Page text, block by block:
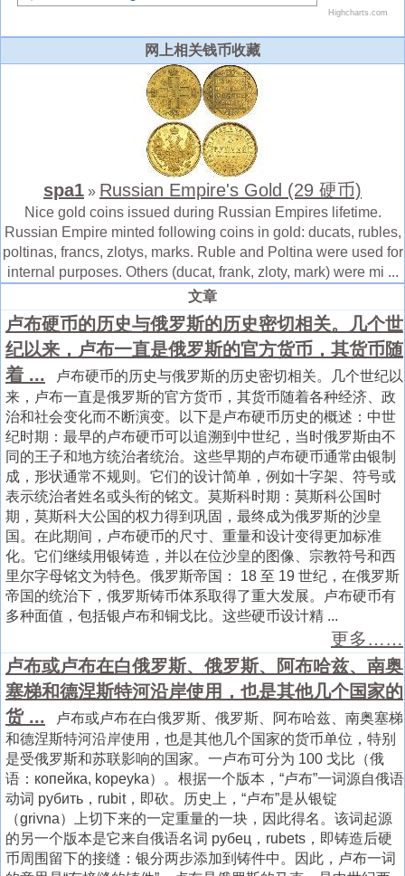
网上相关钱币收藏
spa1 » Russian Empire's Gold (29 硬币)
Nice gold coins issued during Russian Empires lifetime.
Russian Empire minted following coins in gold: ducats, rubles,
poltinas, francs, zlotys, marks. Ruble and Poltina were used for
internal purposes. Others (ducat, frank, zloty, mark) were mi ...
文章
卢布硬币的历史与俄罗斯的历史密切相关。几个世
纪以来，卢布一直是俄罗斯的官方货币，其货币随
着 ... 卢布硬币的历史与俄罗斯的历史密切相关。几个世纪以
来，卢布一直是俄罗斯的官方货币，其货币随着各种经济、政
治和社会变化而不断演变。以下是卢布硬币历史的概述：中世
纪时期：最早的卢布硬币可以追溯到中世纪，当时俄罗斯由不
同的王子和地方统治者统治。这些早期的卢布硬币通常由银制
成，形状通常不规则。它们的设计简单，例如十字架、符号或
表示统治者姓名或头衔的铭文。莫斯科时期：莫斯科公国时
期，莫斯科大公国的权力得到巩固，最终成为俄罗斯的沙皇
国。在此期间，卢布硬币的尺寸、重量和设计变得更加标准
化。它们继续用银铸造，并以在位沙皇的图像、宗教符号和西
里尔字母铭文为特色。俄罗斯帝国： 18 至 19 世纪，在俄罗斯
帝国的统治下，俄罗斯铸币体系取得了重大发展。卢布硬币有
多种面值，包括银卢布和铜戈比。这些硬币设计精 ...
更多……
卢布或卢布在白俄罗斯、俄罗斯、阿布哈兹、南奥
塞梯和德涅斯特河沿岸使用，也是其他几个国家的
货 ... 卢布或卢布在白俄罗斯、俄罗斯、阿布哈兹、南奥塞梯
和德涅斯特河沿岸使用，也是其他几个国家的货币单位，特别
是受俄罗斯和苏联影响的国家。一卢布可分为 100 戈比（俄
语：копейка, kopeyka）。根据一个版本，“卢布”一词源自俄语
动词 рубить，rubit，即砍。历史上，“卢布”是从银锭
（grivna）上切下来的一定重量的一块，因此得名。该词起源
的另一个版本是它来自俄语名词 рубец，rubets，即铸造后硬
币周围留下的接缝：银分两步添加到铸件中。因此，卢布一词